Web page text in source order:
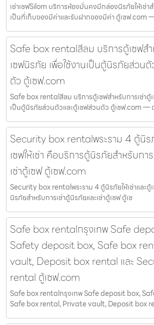
เช่าเซฟSilom บริการห้องมั่นคงมีกล่องนิรภัยให้เช่าส
เป็นที่เก็บของมีค่าและรับฝากของมีค่า ตู้เซฟ.com
Safe box rentalสีลม บริการตู้เซฟสำ
เซฟนิรภัย เพื่อใช้งานเป็นตู้นิรภัยส่วน
ตัว ตู้เซฟ.com
Safe box rentalสีลม บริการตู้เซฟสำหรับการเช่าตู้
เป็นตู้นิรภัยส่วนตัวและตู้เซฟส่วนตัว ตู้เซฟ.com —
Security box rentalพระราม 4 ตู้นิร
เซฟให้เช่า คือบริการตู้นิรภัยสำหรับกา
เช่าตู้เซฟ ตู้เซฟ.com
Security box rentalพระราม 4 ตู้นิรภัยให้เช่าและตู้
นิรภัยสำหรับการเช่าตู้นิรภัยและเช่าตู้เซฟ ตู้เซ
Safe box rentalกรุงเทพ Safe
Safety deposit box, Safe box
vault, Deposit box rental และ
rental ตู้เซฟ.com
Safe box rentalกรุงเทพ Safe deposit box,
Safe box rental, Private vault, Deposit box